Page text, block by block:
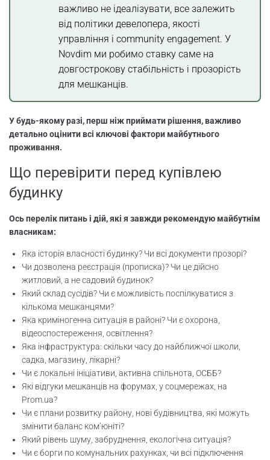
важливо не ідеалізувати, все залежить
від політики девелопера, якості
управління і community engagement. У
Novdim ми робимо ставку саме на
довгострокову стабільність і прозорість
для мешканців.
У будь-якому разі, перш ніж приймати рішення, важливо
детально оцінити всі ключові фактори майбутнього
проживання.
Що перевірити перед купівлею
будинку
Ось перелік питань і дій, які я завжди рекомендую майбутнім
власникам:
Яка історія власності будинку? Чи всі документи прозорі?
Чи дозволена реєстрація (прописка)? Чи це дійсно
житловий, а не садовий будинок?
Який склад сусідів? Чи є можливість поспілкуватися з
кількома мешканцями?
Яка криміногенна ситуація в районі? Чи є охорона,
відеоспостереження, освітлення?
Яка інфраструктура: скільки часу до найближчої школи,
садка, магазину, лікарні?
Чи є локальні ініціативи, активна спільнота, ОСББ?
Які відгуки мешканців на форумах, у соцмережах, на
Prom.ua?
Чи є плани розвитку району, нові будівництва, які можуть
змінити баланс ком’юніті?
Який рівень шуму, забруднення, екологічна ситуація?
Чи є борги по комунальних рахунках, чи всі підключення